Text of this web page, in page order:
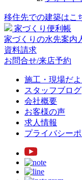
移住先での建築はこ
家づくり便利帳
家づくりの水先案内
資料請求
お問合せ/来店予約
施工・現場だよ
スタッフブログ
会社概要
お客様の声
求人情報
プライバシー